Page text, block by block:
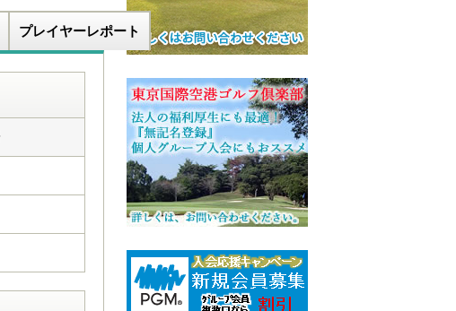
プレイヤーレポート